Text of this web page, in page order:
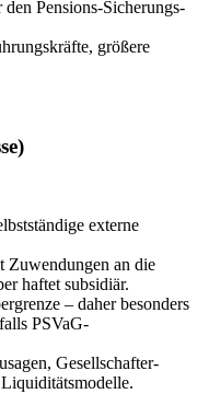
Pensions-Sicherungs-
größere
externe
Zuwendungen an die
haftet subsidiär.
– daher besonders
PSVaG-
Gesellschafter-